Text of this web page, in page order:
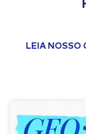
LEIA NOSSO